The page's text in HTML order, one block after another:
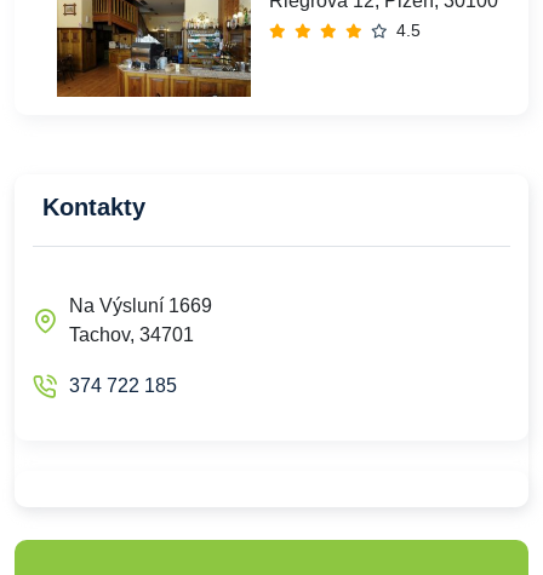
4.5
Kontakty
Na Výsluní 1669
Tachov, 34701
374 722 185